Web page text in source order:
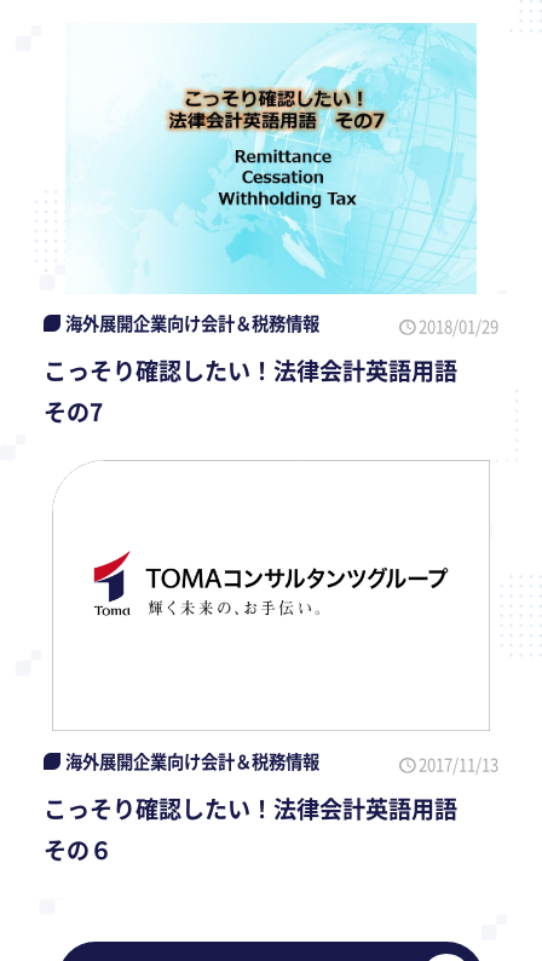
海外展開企業向け会計＆税務情報 2018/01/29
こっそり確認したい！法律会計英語用語
その7
海外展開企業向け会計＆税務情報 2017/11/13
こっそり確認したい！法律会計英語用語
その６